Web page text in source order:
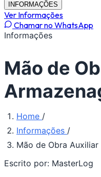
INFORMAÇÕES
Ver Informações
Chamar no WhatsApp
Informações
Mão de
Home /
Informações /
Mão de Obra
Escrito por: MasterLog